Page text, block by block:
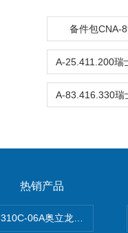
备件包CNA-
热销产品
310C-06A奥立龙实验室台式